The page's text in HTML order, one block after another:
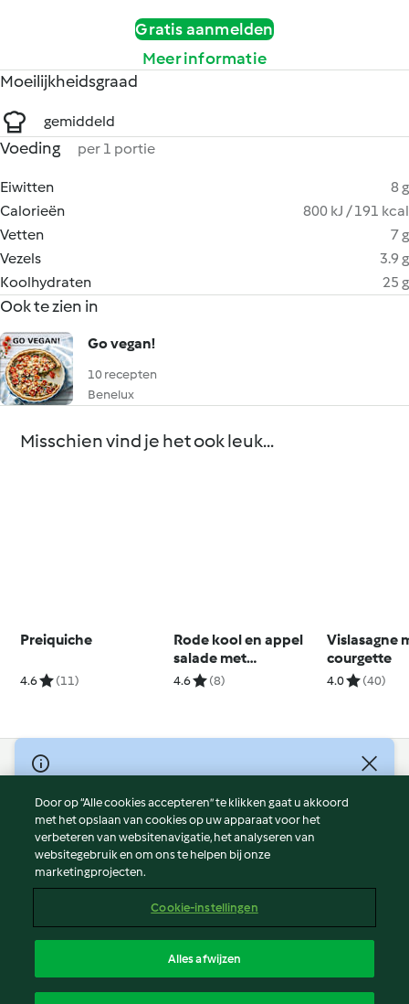
Gratis aanmelden
Meer informatie
Moeilijkheidsgraad
gemiddeld
Voeding per 1 portie
Eiwitten
8 g
Calorieën
800 kJ / 191 kcal
Vetten
7 g
Vezels
3.9 g
Koolhydraten
25 g
Ook te zien in
Go vegan!
10 recepten
Benelux
Misschien vind je het ook leuk...
Preiquiche
4.6 (11)
Rode kool en appel
salade met
knapperige feta en
4.6 (8)
Vislasagne
courgette
4.0 (40)
© Copyright 2026
Gebruiksvoorwaarden
Privacybeleid
Disclaimer
Colofon
Verslag Inhoud
Toegankelijkheidsverklaring
Door op “Alle cookies accepteren” te klikken gaat u akkoord
met het opslaan van cookies op uw apparaat voor het
verbeteren van websitenavigatie, het analyseren van
websitegebruik en om ons te helpen bij onze
marketingprojecten.
Cookie-instellingen
Alles afwijzen